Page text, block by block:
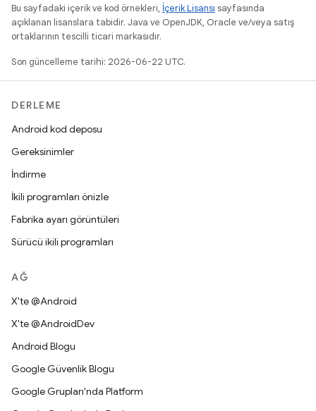
Bu sayfadaki içerik ve kod örnekleri, İçerik Lisansı sayfasında
açıklanan lisanslara tabidir. Java ve OpenJDK, Oracle ve/veya satış
ortaklarının tescilli ticari markasıdır.
Son güncelleme tarihi: 2026-06-22 UTC.
DERLEME
Android kod deposu
Gereksinimler
İndirme
İkili programları önizle
Fabrika ayarı görüntüleri
Sürücü ikili programları
AĞ
X'te @Android
X'te @AndroidDev
Android Blogu
Google Güvenlik Blogu
Google Grupları'nda Platform